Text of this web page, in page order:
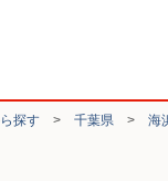
探す > 千葉県 > 海